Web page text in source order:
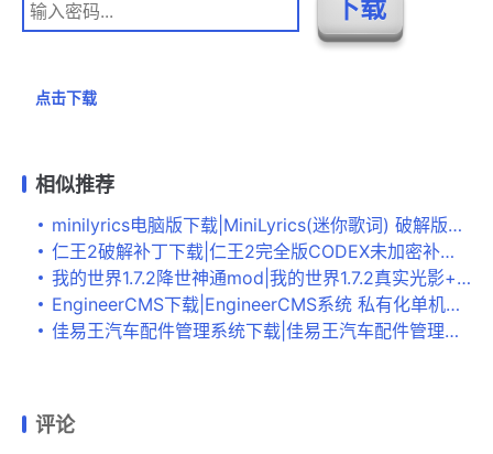
点击下载
相似推荐
minilyrics电脑版下载|MiniLyrics(迷你歌词) 破解版v7.6.43下载
仁王2破解补丁下载|仁王2完全版CODEX未加密补丁 下载
我的世界1.7.2降世神通mod|我的世界1.7.2真实光影+降世神通+四大宗术整合包 百度网盘下载
EngineerCMS下载|EngineerCMS系统 私有化单机版V1.0下载
佳易王汽车配件管理系统下载|佳易王汽车配件管理系统 绿色版V16.1下载
评论